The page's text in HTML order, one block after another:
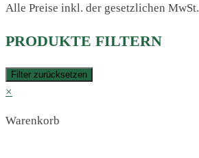
Alle Preise inkl. der gesetzlichen MwSt.
PRODUKTE FILTERN
Filter zurücksetzen
×
Warenkorb